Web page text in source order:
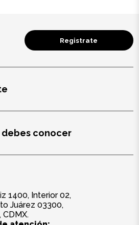
Registrate
conocer
1400, Interior 02,
Juárez 03300,